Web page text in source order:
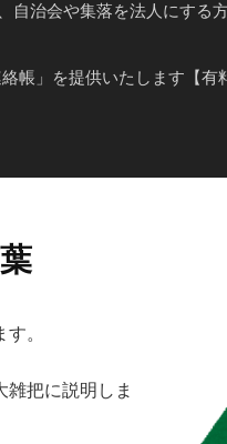
自治会や集落を法人にする
絡帳」を提供いたします【有
。
雑把に説明しま